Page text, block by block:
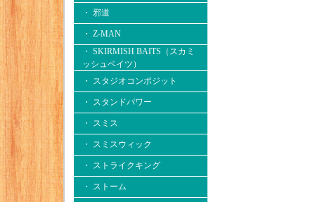
・ 邪道
・ Z-MAN
・ SKIRMISH BAITS（スカミ
ッシュベイツ）
・ スタジオコンポジット
・ スタンドパワー
・ スミス
・ スミスウィック
・ ストライクキング
・ ストーム